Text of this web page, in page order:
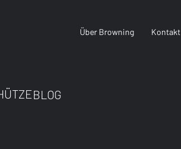
Über Browning Kontakt
BLOG